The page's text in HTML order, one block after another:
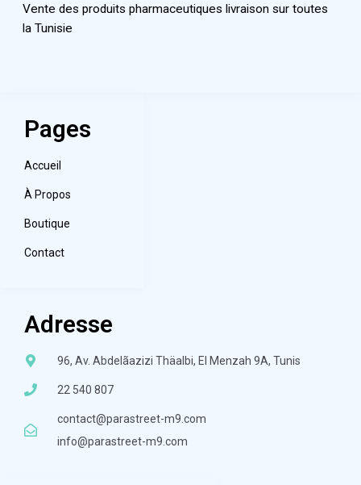
Vente des produits pharmaceutiques livraison sur toutes
la Tunisie
Pages
Accueil
À Propos
Boutique
Contact
Adresse
96, Av. Abdelãazizi Thäalbi, El Menzah 9A, Tunis
22 540 807
contact@parastreet-m9.com
info@parastreet-m9.com